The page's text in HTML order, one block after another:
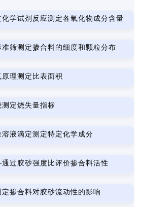
学试剂反应测定各氧化物成分含量
筛测定掺合料的细度和颗粒分布
理测定比表面积
定烧失量指标
液滴定测定特定化学成分
过胶砂强度比评价掺合料活性
掺合料对胶砂流动性的影响